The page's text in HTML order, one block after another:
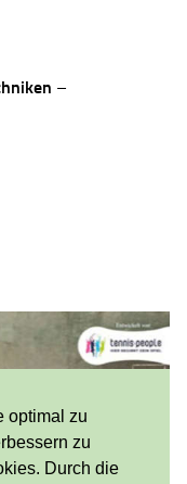
optimal zu
zu
Durch die
–